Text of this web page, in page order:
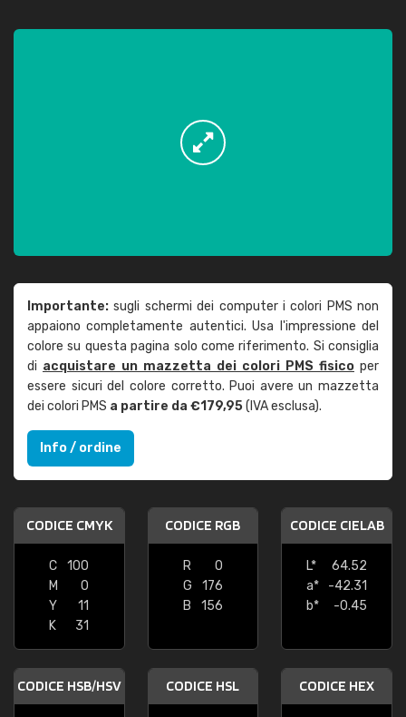
Importante: sugli schermi dei computer i colori PMS non
appaiono completamente autentici. Usa l'impressione del
colore su questa pagina solo come riferimento. Si consiglia
di acquistare un mazzetta dei colori PMS fisico per
essere sicuri del colore corretto. Puoi avere un mazzetta
dei colori PMS a partire da €179,95(IVA esclusa).
Info / ordine
CODICE CMYK
C
100
M
0
Y
11
K
31
CODICE RGB
R
0
G
176
B
156
CODICE CIELAB
L*
64.52
a*
-42.31
b*
-0.45
CODICE HSB/HSV CODICE HSL CODICE HEX